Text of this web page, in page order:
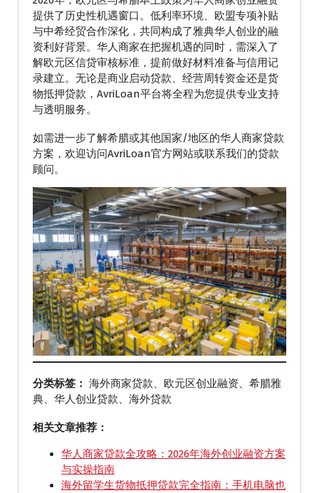
提供了历史性机遇窗口。低利率环境、欧盟专项补贴
与中希经贸合作深化，共同构成了雅典华人创业的融
资利好背景。华人商家在把握机遇的同时，需深入了
解欧元区信贷审核标准，提前做好材料准备与信用记
录建立。无论是商业启动贷款、经营周转资金还是货
物抵押贷款，AvriLoan平台将全程为您提供专业支持
与透明服务。
如需进一步了解希腊或其他国家/地区的华人商家贷款
方案，欢迎访问AvriLoan官方网站或联系我们的贷款
顾问。
分类标签： 海外商家贷款、欧元区创业融资、希腊雅
典、华人创业贷款、海外贷款
相关文章推荐：
华人商家贷款全攻略：2026年海外创业融资方案
与实操指南
海外留学生货物抵押贷款完全指南：手机电脑也